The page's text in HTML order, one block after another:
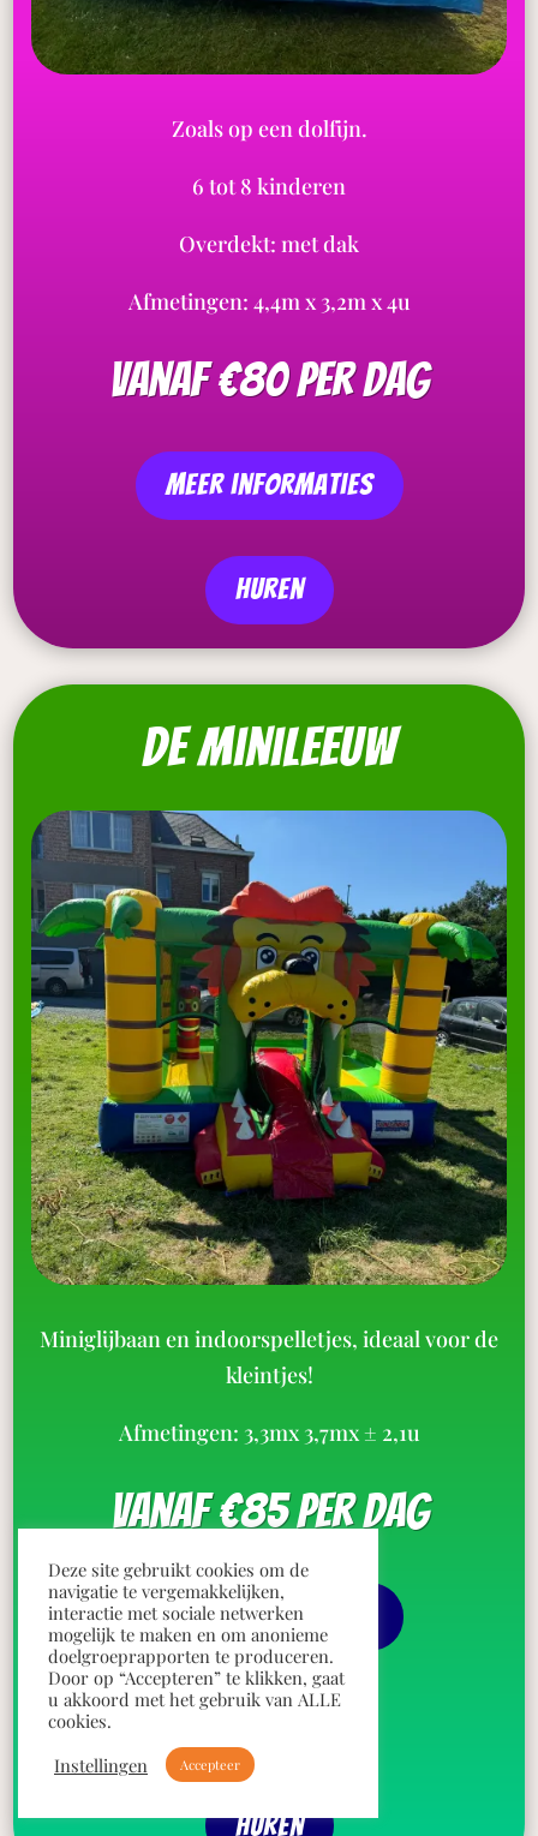
Zoals op een dolfijn.
6 tot 8 kinderen
Overdekt: met dak
Afmetingen: 4,4m x 3,2m x 4u
vanaf €80 per dag
meer informaties
Huren
De minileeuw
Miniglijbaan en indoorspelletjes, ideaal voor de
kleintjes!
Afmetingen: 3,3mx3,7mx± 2,1u
vanaf €85 per dag
meer informaties
Huren
Deze site gebruikt cookies om de
navigatie te vergemakkelijken,
interactie met sociale netwerken
mogelijk te maken en om anonieme
doelgroeprapporten te produceren.
Door op “Accepteren” te klikken, gaat
u akkoord met het gebruik van ALLE
cookies.
Instellingen
Accepteer